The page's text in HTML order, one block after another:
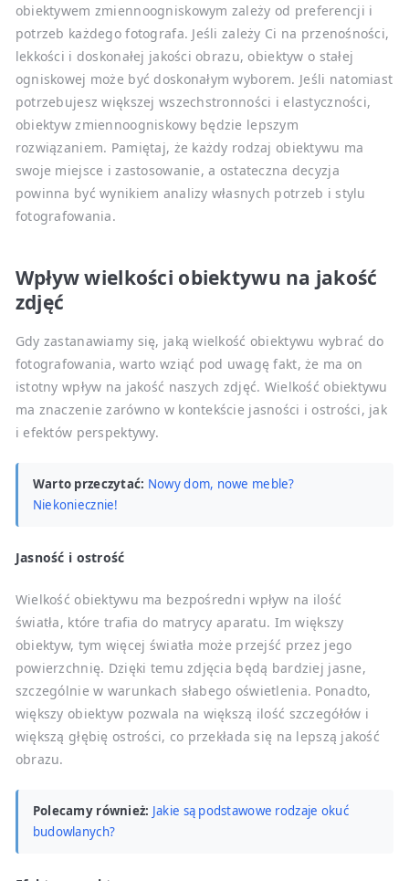
obiektywem zmiennoogniskowym zależy od preferencji i
potrzeb każdego fotografa. Jeśli zależy Ci na przenośności,
lekkości i doskonałej jakości obrazu, obiektyw o stałej
ogniskowej może być doskonałym wyborem. Jeśli natomiast
potrzebujesz większej wszechstronności i elastyczności,
obiektyw zmiennoogniskowy będzie lepszym
rozwiązaniem. Pamiętaj, że każdy rodzaj obiektywu ma
swoje miejsce i zastosowanie, a ostateczna decyzja
powinna być wynikiem analizy własnych potrzeb i stylu
fotografowania.
Wpływ wielkości obiektywu na jakość
zdjęć
Gdy zastanawiamy się, jaką wielkość obiektywu wybrać do
fotografowania, warto wziąć pod uwagę fakt, że ma on
istotny wpływ na jakość naszych zdjęć. Wielkość obiektywu
ma znaczenie zarówno w kontekście jasności i ostrości, jak
i efektów perspektywy.
Warto przeczytać: Nowy dom, nowe meble?
Niekoniecznie!
Jasność i ostrość
Wielkość obiektywu ma bezpośredni wpływ na ilość
światła, które trafia do matrycy aparatu. Im większy
obiektyw, tym więcej światła może przejść przez jego
powierzchnię. Dzięki temu zdjęcia będą bardziej jasne,
szczególnie w warunkach słabego oświetlenia. Ponadto,
większy obiektyw pozwala na większą ilość szczegółów i
większą głębię ostrości, co przekłada się na lepszą jakość
obrazu.
Polecamy również: Jakie są podstawowe rodzaje okuć
budowlanych?